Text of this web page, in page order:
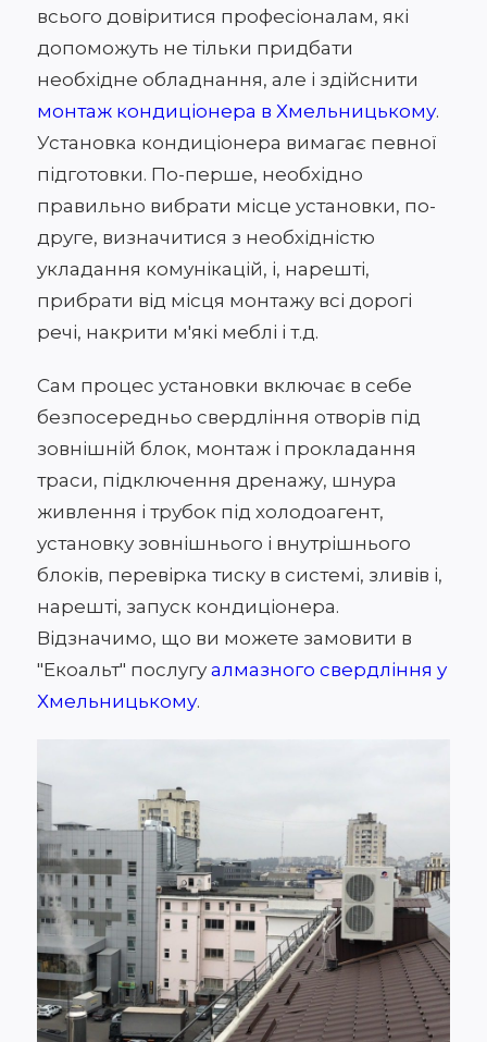
всього довіритися професіоналам, які
допоможуть не тільки придбати
необхідне обладнання, але і здійснити
монтаж кондиціонера в Хмельницькому.
Установка кондиціонера вимагає певної
підготовки. По-перше, необхідно
правильно вибрати місце установки, по-
друге, визначитися з необхідністю
укладання комунікацій, і, нарешті,
прибрати від місця монтажу всі дорогі
речі, накрити м'які меблі і т.д.
Сам процес установки включає в себе
безпосередньо свердління отворів під
зовнішній блок, монтаж і прокладання
траси, підключення дренажу, шнура
живлення і трубок під холодоагент,
установку зовнішнього і внутрішнього
блоків, перевірка тиску в системі, зливів і,
нарешті, запуск кондиціонера.
Відзначимо, що ви можете замовити в
"Екоальт" послугу алмазного свердління у
Хмельницькому.